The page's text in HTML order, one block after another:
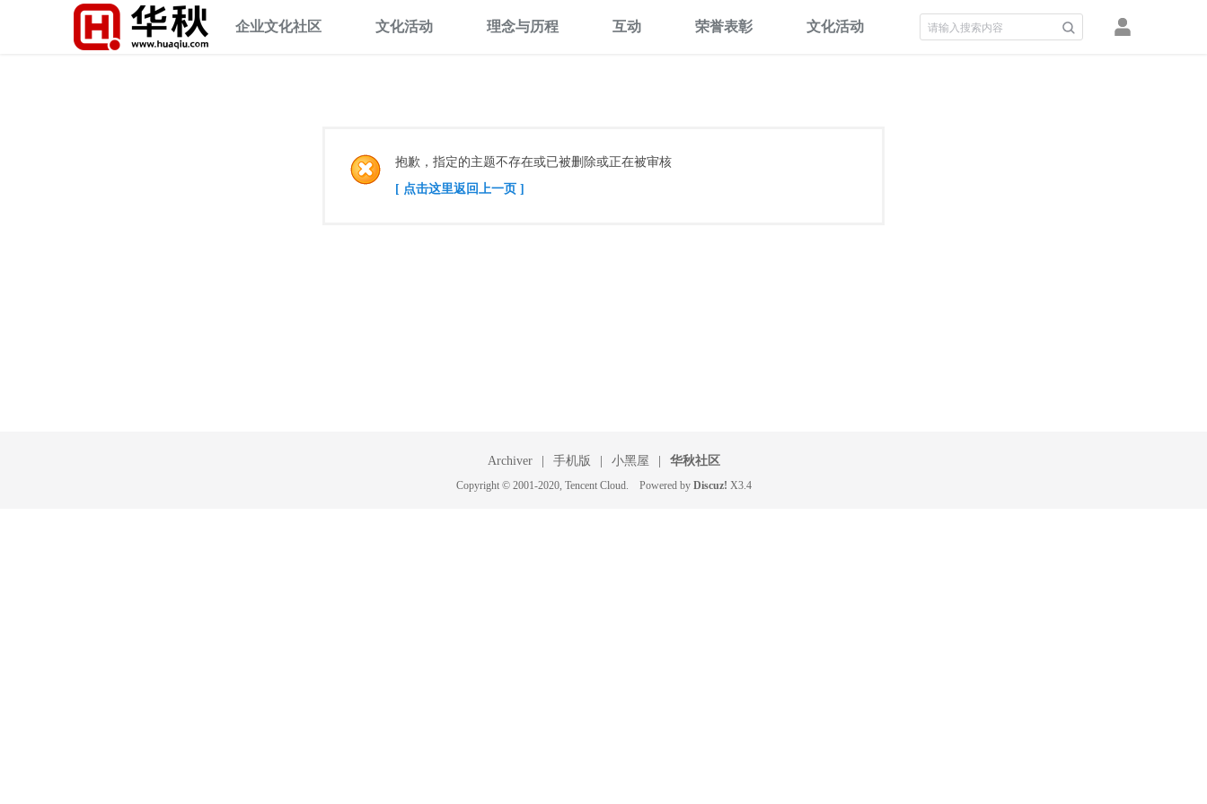
企业文化社区 文化活动 理念与历程 互动 荣誉表彰 文化活动
抱歉，指定的主题不存在或已被删除或正在被审核
[ 点击这里返回上一页 ]
Archiver 手机版 小黑屋 华秋社区
Copyright © 2001-2020, Tencent Cloud. Powered by Discuz! X3.4